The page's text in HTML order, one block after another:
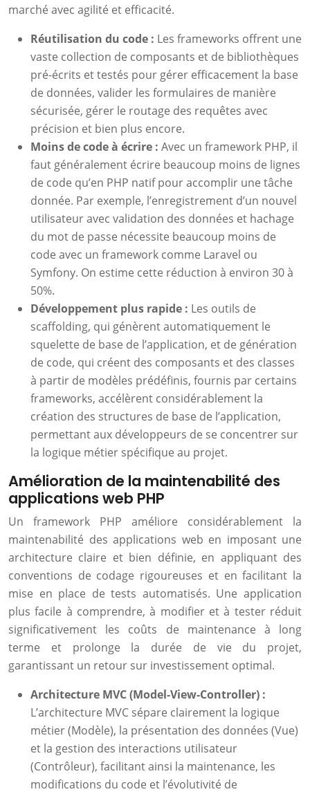
marché avec agilité et efficacité.
Réutilisation du code : Les frameworks offrent une
vaste collection de composants et de bibliothèques
pré-écrits et testés pour gérer efficacement la base
de données, valider les formulaires de manière
sécurisée, gérer le routage des requêtes avec
précision et bien plus encore.
Moins de code à écrire : Avec un framework PHP, il
faut généralement écrire beaucoup moins de lignes
de code qu’en PHP natif pour accomplir une tâche
donnée. Par exemple, l’enregistrement d’un nouvel
utilisateur avec validation des données et hachage
du mot de passe nécessite beaucoup moins de
code avec un framework comme Laravel ou
Symfony. On estime cette réduction à environ 30 à
50%.
Développement plus rapide : Les outils de
scaffolding, qui génèrent automatiquement le
squelette de base de l’application, et de génération
de code, qui créent des composants et des classes
à partir de modèles prédéfinis, fournis par certains
frameworks, accélèrent considérablement la
création des structures de base de l’application,
permettant aux développeurs de se concentrer sur
la logique métier spécifique au projet.
Amélioration de la maintenabilité des
applications web PHP
Un framework PHP améliore considérablement la
maintenabilité des applications web en imposant une
architecture claire et bien définie, en appliquant des
conventions de codage rigoureuses et en facilitant la
mise en place de tests automatisés. Une application
plus facile à comprendre, à modifier et à tester réduit
significativement les coûts de maintenance à long
terme et prolonge la durée de vie du projet,
garantissant un retour sur investissement optimal.
Architecture MVC (Model-View-Controller) :
L’architecture MVC sépare clairement la logique
métier (Modèle), la présentation des données (Vue)
et la gestion des interactions utilisateur
(Contrôleur), facilitant ainsi la maintenance, les
modifications du code et l’évolutivité de